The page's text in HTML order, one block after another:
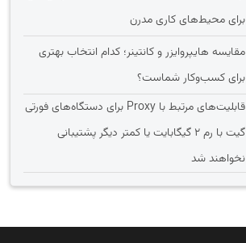
برای محیط‌های کاری مدرن
مقایسه هایپروایزر و کانتینر؛ کدام انتخاب بهتری
برای کسب‌وکار شماست؟
قابلیت‌های مرتبط با Proxy برای دستگاه‌های فورتی
گیت با رم 2 گیگابایت یا کمتر دیگر پشتیبانی
نخواهند شد